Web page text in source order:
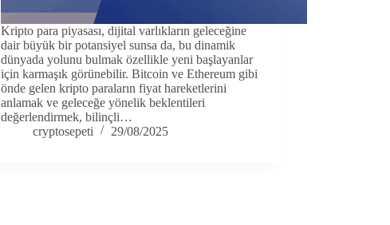
Kripto para piyasası, dijital varlıkların geleceğine
dair büyük bir potansiyel sunsa da, bu dinamik
dünyada yolunu bulmak özellikle yeni başlayanlar
için karmaşık görünebilir. Bitcoin ve Ethereum gibi
önde gelen kripto paraların fiyat hareketlerini
anlamak ve geleceğe yönelik beklentileri
değerlendirmek, bilinçli…
cryptosepeti
29/08/2025